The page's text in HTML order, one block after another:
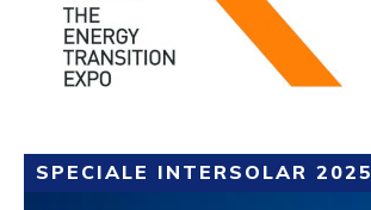
SPECIALE INTERSOLAR 2025